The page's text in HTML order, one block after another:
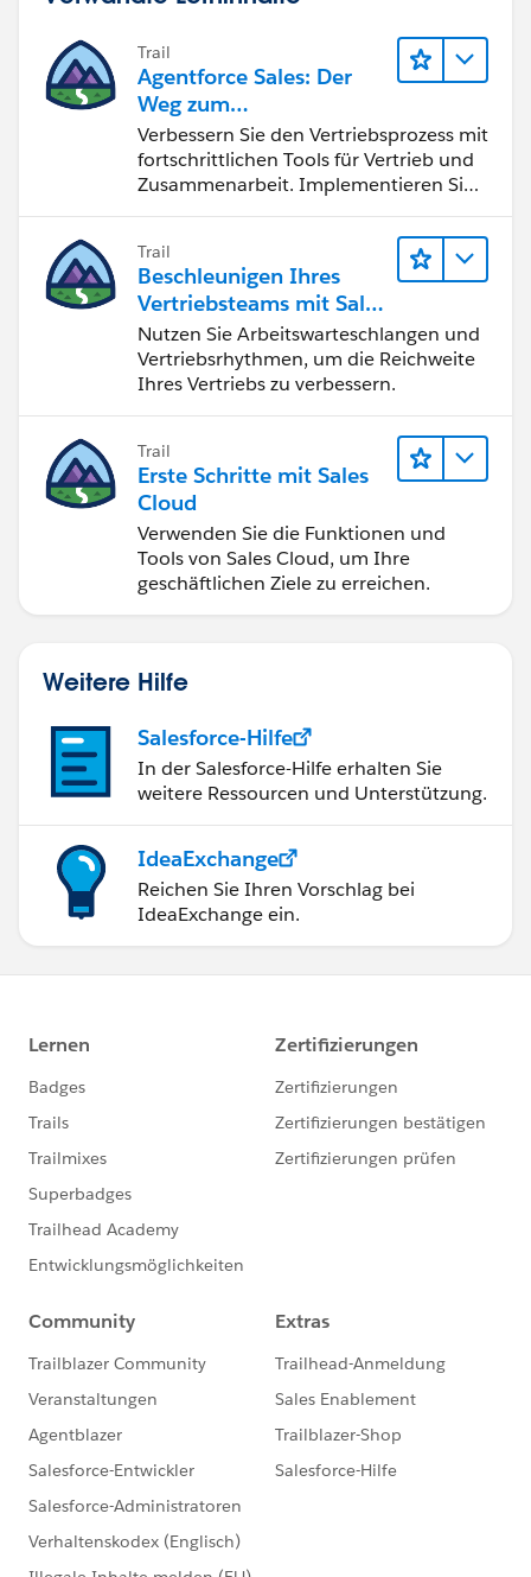
Trail
Agentforce Sales: Der
Weg zum
Vertriebsspezialisten
Verbessern Sie den Vertriebsprozess mit
fortschrittlichen Tools für Vertrieb und
Zusammenarbeit. Implementieren Sie
schließen Sie den Lead-zu-Cash-Zyklus
erfolgreich ab.
Trail
Beschleunigen Ihres
Vertriebsteams mit Sales
Engagement
Nutzen Sie Arbeitswarteschlangen und
Vertriebsrhythmen, um die Reichweite
Ihres Vertriebs zu verbessern.
Trail
Erste Schritte mit Sales
Cloud
Verwenden Sie die Funktionen und
Tools von Sales Cloud, um Ihre
geschäftlichen Ziele zu erreichen.
Weitere Hilfe
Salesforce-Hilfe
In der Salesforce-Hilfe erhalten Sie
weitere Ressourcen und Unterstützung.
IdeaExchange
Reichen Sie Ihren Vorschlag bei
IdeaExchange ein.